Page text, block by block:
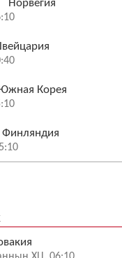
Норвегия
Южная Корея
Финляндия